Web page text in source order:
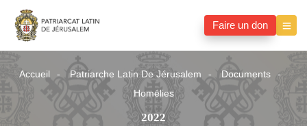
Faire un don
Accueil Patriarche Latin De Jérusalem
Documents
Homélies
2022